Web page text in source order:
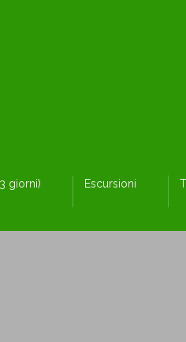
giorni) Escursioni